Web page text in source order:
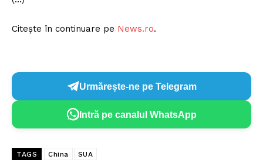
Citește în continuare pe News.ro.
Urmărește-ne pe Telegram
Intră pe canalul WhatsApp
TAGS China SUA